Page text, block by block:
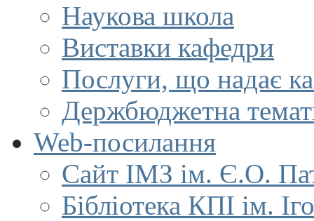
Наукова школа
Виставки кафедри
Послуги, що надає
Держбюджетна
Web-посилання
Сайт ІМЗ ім. Є.О.
Бібліотека КПІ ім.